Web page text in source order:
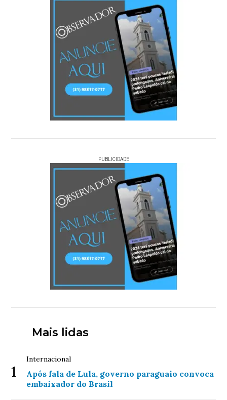
PUBLICIDADE
Mais lidas
1
Internacional
Após fala de Lula, governo paraguaio convoca
embaixador do Brasil